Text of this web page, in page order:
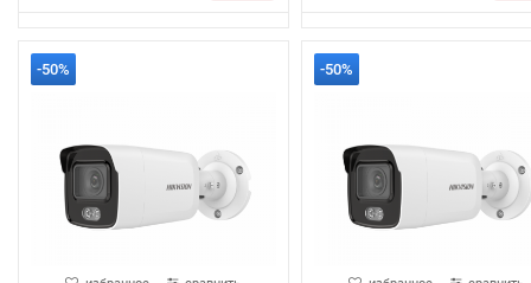
-50% -50%